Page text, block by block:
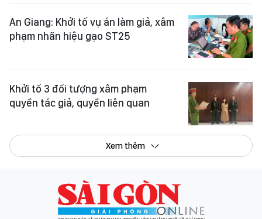
An Giang: Khởi tố vụ án làm giả, xâm
phạm nhãn hiệu gạo ST25
Khởi tố 3 đối tượng xâm phạm
quyền tác giả, quyền liên quan
Xem thêm